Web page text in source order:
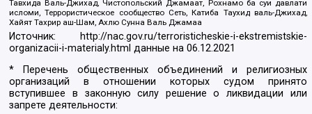
Тавхида Валь-Джихад, Чистопольский Джамаат, Рохнамо ба суи давлати
исломи, Террористическое сообщество Сеть, Катиба Таухид валь-Джихад,
Хайят Тахрир аш-Шам, Ахлю Сунна Валь Джамаа
Источник:
http://nac.gov.ru/terroristicheskie-i-ekstremistskie-
organizacii-i-materialy.html данные на06.12.2021
* Перечень общественных объединений и религиозных
организаций в отношении которых судом принято
вступившее в законную силу решение о ликвидации или
запрете деятельности: